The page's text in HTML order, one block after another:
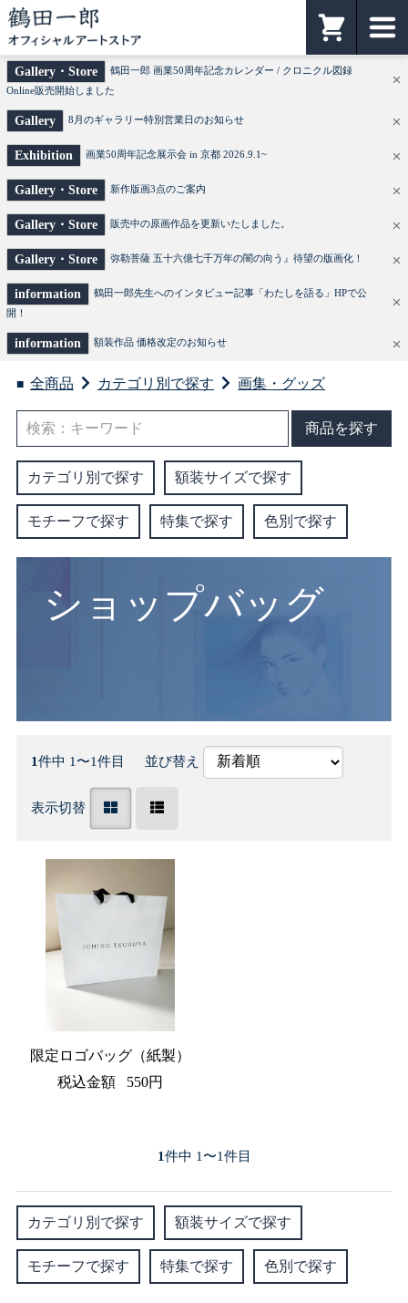
Gallery・Store
鶴田一郎 画業50周年記念カレンダー / クロニクル図録
Online販売開始しました
Gallery 8月のギャラリー特別営業日のお知らせ
Exhibition 画業50周年記念展示会 in 京都 2026.9.1~
Gallery・Store 新作版画3点のご案内
Gallery・Store 販売中の原画作品を更新いたしました。
Gallery・Store 弥勒菩薩 五十六億七千万年の闇の向う』待望の版画化！
information
鶴田一郎先生へのインタビュー記事「わたしを語る」HPで公
開！
information 額装作品 価格改定のお知らせ
全商品 カテゴリ別で探す 画集・グッズ
商品を探す
カテゴリ別で探す 額装サイズで探す
モチーフで探す 特集で探す 色別で探す
ショップバッグ
1件中 1〜1件目 並び替え
表示切替
限定ロゴバッグ（紙製）
税込金額
550円
1件中 1〜1件目
カテゴリ別で探す 額装サイズで探す
モチーフで探す 特集で探す 色別で探す